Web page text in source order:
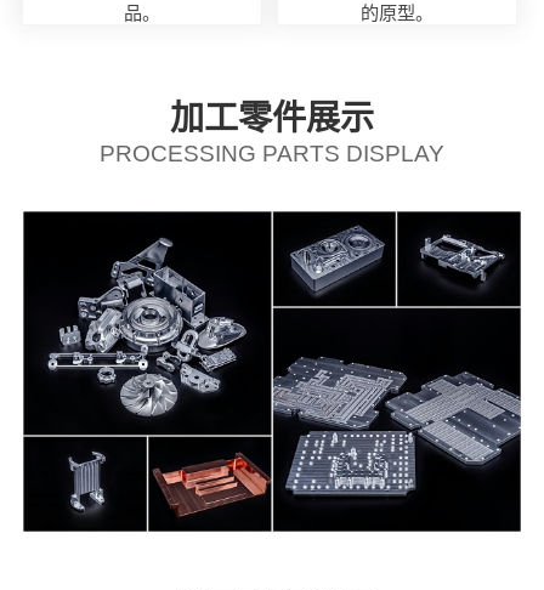
品。
的原型。
加工零件展示
PROCESSING PARTS DISPLAY